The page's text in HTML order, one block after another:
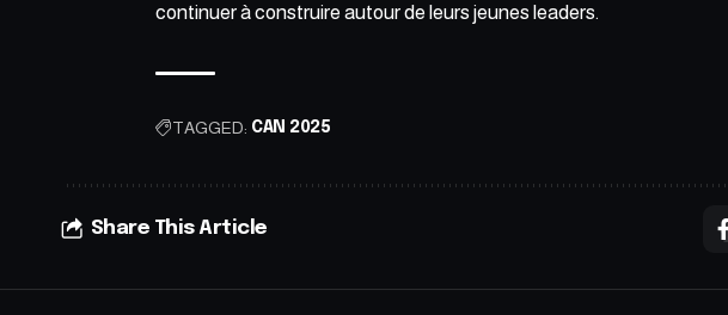
continuer à construire autour de leurs jeunes leaders.
TAGGED: CAN 2025
Share This Article